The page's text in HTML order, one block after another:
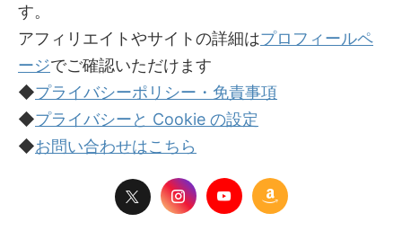
す。
アフィリエイトやサイトの詳細はプロフィールペ
ージでご確認いただけます
◆プライバシーポリシー・免責事項
◆プライバシーと Cookie の設定
◆お問い合わせはこちら